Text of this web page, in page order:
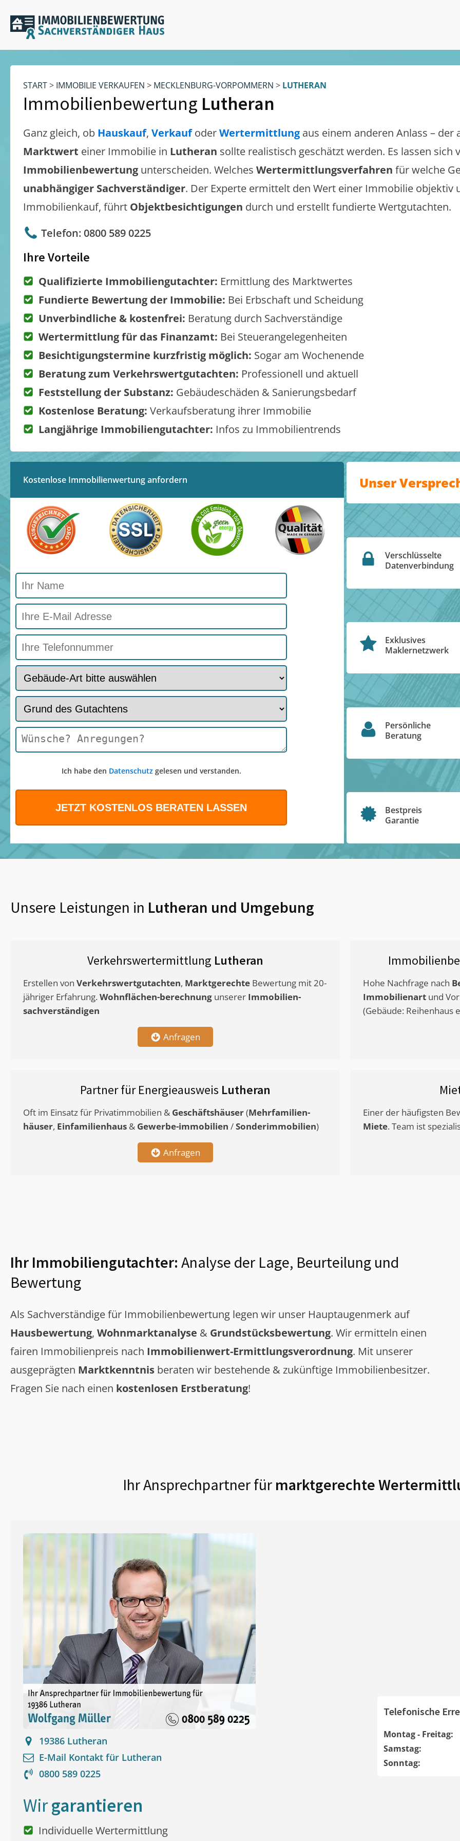
START> IMMOBILIE VERKAUFEN > MECKLENBURG-VORPOMMERN > LUTHERAN
Immobilienbewertung Lutheran
Ganz gleich, ob Hauskauf, VerkaufoderWertermittlung aus einem anderen Anlass – der
Marktwert einer Immobilie in Lutheran sollte realistisch geschätzt werden. Es lassen sich
Immobilienbewertung unterscheiden. Welches Wertermittlungsverfahren für welche
unabhängiger Sachverständiger. Der Experte ermittelt den Wert einer Immobilie objektiv
Immobilienkauf, führt Objektbesichtigungen durch und erstellt fundierte Wertgutachten.
Telefon: 0800 589 0225
Ihre Vorteile
Qualifizierte Immobiliengutachter: Ermittlung des Marktwertes
Fundierte Bewertung der Immobilie: Bei Erbschaft und Scheidung
Unverbindliche & kostenfrei: Beratung durch Sachverständige
Wertermittlung für das Finanzamt: Bei Steuerangelegenheiten
Besichtigungstermine kurzfristig möglich: Sogar am Wochenende
Beratung zum Verkehrswertgutachten: Professionell und aktuell
Feststellung der Substanz: Gebäudeschäden & Sanierungsbedarf
Kostenlose Beratung: Verkaufsberatung ihrer Immobilie
Langjährige Immobiliengutachter: Infos zu Immobilientrends
Kostenlose Immobilienwertung anfordern
Ich habe den Datenschutzgelesen und verstanden.
Unser
Verschlüsselte
Datenverbindung
Exklusives
Maklernetzwerk
Persönliche
Beratung
Bestpreis
Garantie
Unsere Leistungen in Lutheran und Umgebung
Verkehrswertermittlung Lutheran
Erstellen von Verkehrswertgutachten, Marktgerechte Bewertung mit 20-
jähriger Erfahrung. Wohnflächen-berechnung unserer Immobilien-
sachverständigen
Anfragen
Hohe Nachfrage nach
Immobilienart und
(Gebäude: Reihenhaus
Partner für Energieausweis Lutheran
Oft im Einsatz für Privatimmobilien & Geschäftshäuser(Mehrfamilien-
häuser, Einfamilienhaus & Gewerbe-immobilien /Sonderimmobilien)
Anfragen
Einer der häufigsten
Miete. Team ist
Ihr Immobiliengutachter: Analyse der Lage, Beurteilung und
Bewertung
Als Sachverständige für Immobilienbewertung legen wir unser Hauptaugenmerk auf
Hausbewertung, Wohnmarktanalyse & Grundstücksbewertung. Wir ermitteln einen
fairen Immobilienpreis nach Immobilienwert-Ermittlungsverordnung. Mit unserer
ausgeprägten Marktkenntnis beraten wir bestehende & zukünftige Immobilienbesitzer.
Fragen Sie nach einen kostenlosen Erstberatung!
Ihr Ansprechpartner fürmarktgerechte
19386 Lutheran
E-Mail Kontakt für Lutheran
0800 589 0225
Telefonische
Montag - Freitag:
Samstag:
Sonntag:
Wirgarantieren
Individuelle Wertermittlung